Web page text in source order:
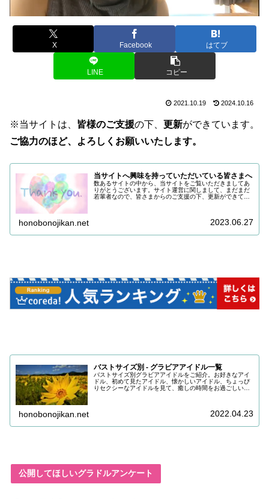
X Facebook はてブ
LINE コピー
2021.10.19 2024.10.16
※当サイトは、 皆様のご支援の下、 更新ができています。
ご協力のほど、よろしくお願いいたします。
当サイトへ興味を持っていただいている皆さまへ
数あるサイトの中から、当サイトをご覧いただきましてあ
りがとうございます。サイト運営に関しまして、まだまだ
若輩者なので、皆さまからのご支援の下、更新ができてい
honobonojikan.net 2023.06.27
バストサイズ別 - グラビアアイドル一覧
バストサイズ別グラビアアイドルをご紹介。お好きなアイ
ドル、初めて見たアイドル、懐かしいアイドル、ちょっぴ
りセクシーなアイドルを見て、癒しの時間をお過ごしいた
honobonojikan.net 2022.04.23
公開してほしいグラドルアンケート